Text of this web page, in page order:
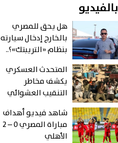
بالفيديو
هل يحق للمصري
بالخارج إدخال سيارته
بنظام «التريبتك»؟..
المتحدث العسكري
يكشف مخاطر
التنقيب العشوائي
عن الذهب في "درع
الجنوب"
شاهد فيديو أهداف
مباراة المصري 0 – 2
الأهلي